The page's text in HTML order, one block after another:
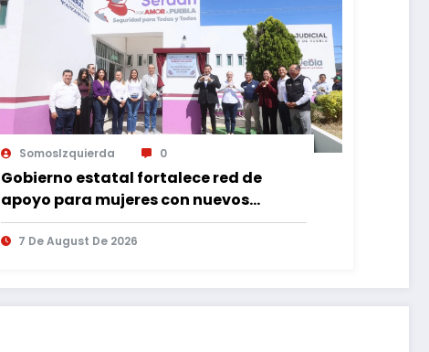
SomosIzquierda 0
Gobierno estatal fortalece red de
apoyo para mujeres con nuevos
espacios de atención en Puebla
7 De August De 2026